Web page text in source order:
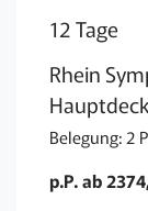
12 Tage
Rhein
Hauptdeck
Belegung: 2
p.P. ab